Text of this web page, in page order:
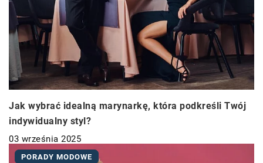
Jak wybrać idealną marynarkę, która podkreśli Twój
indywidualny styl?
03 września 2025
PORADY MODOWE